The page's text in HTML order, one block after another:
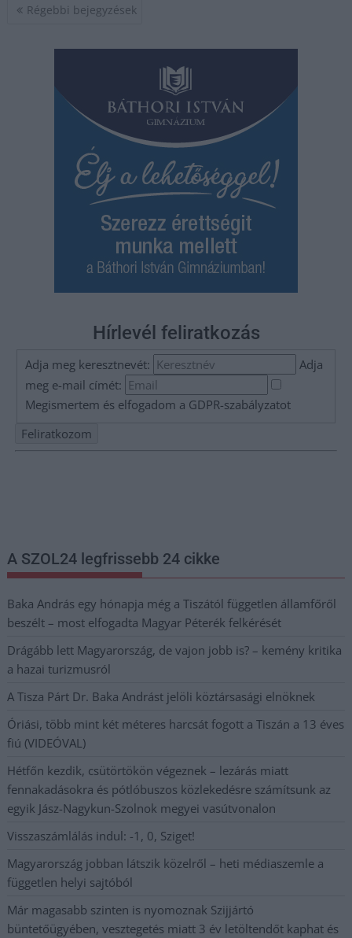
Bejegyzés
Régebbi bejegyzések
Hírlevél feliratkozás
Adja meg keresztnevét:
Adja
meg e-mail címét:
Megismertem és elfogadom a GDPR-szabályzatot
A SZOL24 legfrissebb 24 cikke
Baka András egy hónapja még a Tiszától független államfőről
beszélt – most elfogadta Magyar Péterék felkérését
Drágább lett Magyarország, de vajon jobb is? – kemény kritika
a hazai turizmusról
A Tisza Párt Dr. Baka Andrást jelöli köztársasági elnöknek
Óriási, több mint két méteres harcsát fogott a Tiszán a 13 éves
fiú (VIDEÓVAL)
Hétfőn kezdik, csütörtökön végeznek – lezárás miatt
fennakadásokra és pótlóbuszos közlekedésre számítsunk az
egyik Jász-Nagykun-Szolnok megyei vasútvonalon
Visszaszámlálás indul: -1, 0, Sziget!
Magyarország jobban látszik közelről – heti médiaszemle a
független helyi sajtóból
Már magasabb szinten is nyomoznak Szijjártó
büntetőügyében, vesztegetés miatt 3 év letöltendőt kaphat és